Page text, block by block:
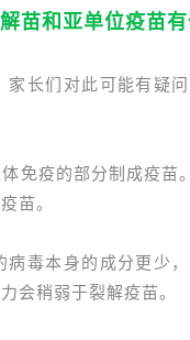
苗和亚单位疫苗
长们对此可能有疑
免疫的部分制成疫
苗。
病毒本身的成分更少
会稍弱于裂解疫苗。